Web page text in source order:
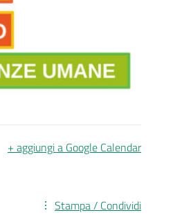
+ aggiungi a Google Calendar
Stampa / Condividi